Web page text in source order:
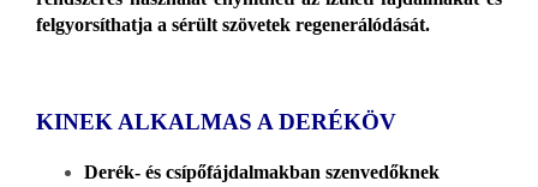
felgyorsíthatja a sérült szövetek regenerálódását.
KINEK ALKALMAS A DERÉKÖV
Derék- és csípőfájdalmakban szenvedőknek